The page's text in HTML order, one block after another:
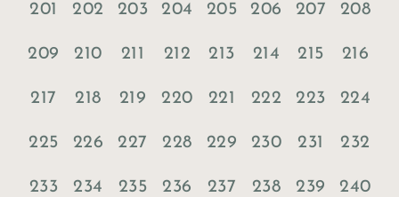
201 202 203 204 205 206 207 208
209 210 211 212 213 214 215 216
217 218 219 220 221 222 223 224
225 226 227 228 229 230 231 232
233 234 235 236 237 238 239 240